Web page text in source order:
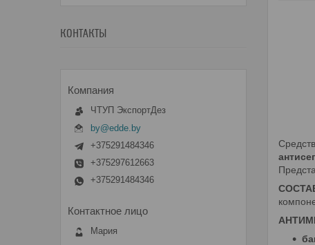
КОНТАКТЫ
ЧТУП ЭкспортДез
by@edde.by
+375291484346
+375297612663
+375291484346
Мария